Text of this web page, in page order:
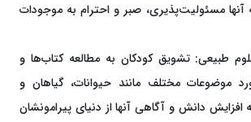
آنها مسئولیت‌پذیری، صبر و احترام به موجودات
طبیعی: تشویق کودکان به مطالعه کتاب‌ها و
موضوعات مختلف مانند حیوانات، گیاهان و
دانش و آگاهی آنها از دنیای پیرامونشان